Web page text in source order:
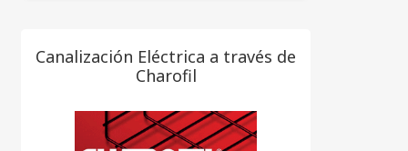
Canalización Eléctrica a través de
Charofil